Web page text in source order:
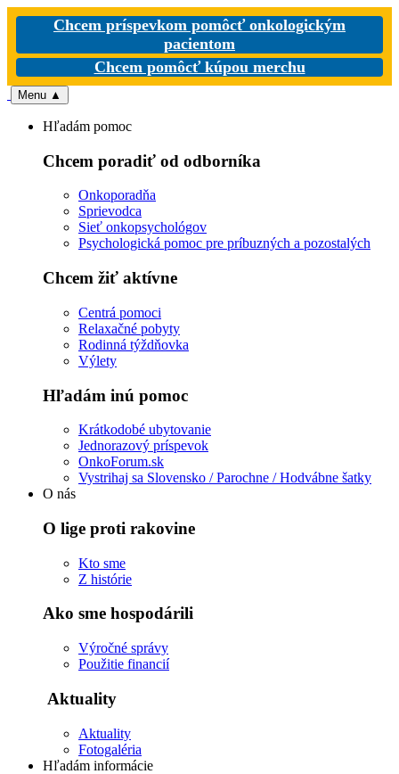
Chcem príspevkom pomôcť onkologickým
pacientom
Chcem pomôcť kúpou merchu
Menu ▲
Hľadám pomoc
Chcem poradiť od odborníka
Onkoporadňa
Sprievodca
Sieť onkopsychológov
Psychologická pomoc pre príbuzných a pozostalých
Chcem žiť aktívne
Centrá pomoci
Relaxačné pobyty
Rodinná týždňovka
Výlety
Hľadám inú pomoc
Krátkodobé ubytovanie
Jednorazový príspevok
OnkoForum.sk
Vystrihaj sa Slovensko / Parochne / Hodvábne šatky
O nás
O lige proti rakovine
Kto sme
Z histórie
Ako sme hospodárili
Výročné správy
Použitie financií
Aktuality
Aktuality
Fotogaléria
Hľadám informácie